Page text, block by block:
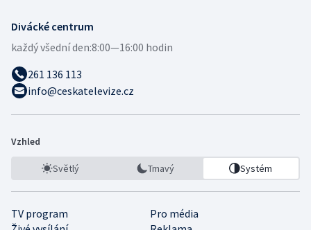
Divácké centrum
každý všední den:8:00—16:00 hodin
261 136 113
info@ceskatelevize.cz
Vzhled
Světlý Tmavý Systém
TV program
Pro média